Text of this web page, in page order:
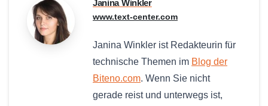
Janina Winkler
www.text-center.com
Janina Winkler ist Redakteurin für
technische Themen im Blog der
Biteno.com. Wenn Sie nicht
gerade reist und unterwegs ist,